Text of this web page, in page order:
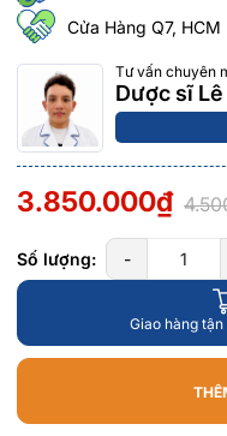
Cửa Hàng Q7, HCM
Tư vấn chuyên
Dược sĩ
3.850.000₫
Số lượng: -
Giao hàng